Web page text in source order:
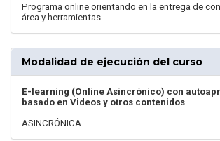
Programa online orientando en la entrega de
área y herramientas
Modalidad de ejecución del curso
E-learning (Online Asincrónico) con
basado en Videos y otros contenidos
ASINCRÓNICA